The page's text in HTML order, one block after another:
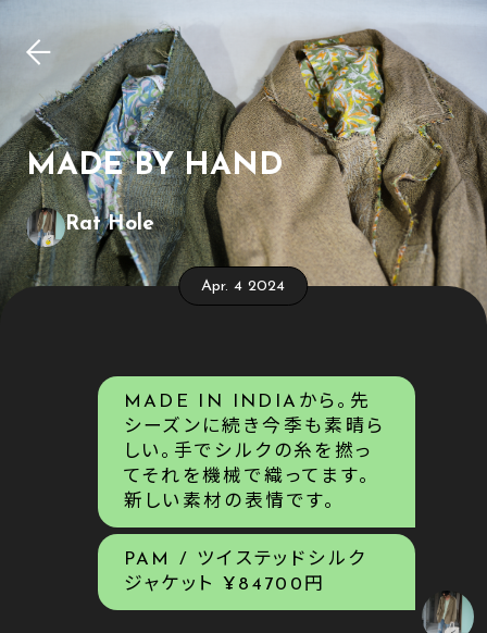
MADE BY HAND
Rat Hole
Apr. 4 2024
MADE IN INDIAから。先
シーズンに続き今季も素晴ら
しい。手でシルクの糸を撚っ
てそれを機械で織ってます。
新しい素材の表情です。
PAM / ツイステッドシルク
ジャケット ¥84700円